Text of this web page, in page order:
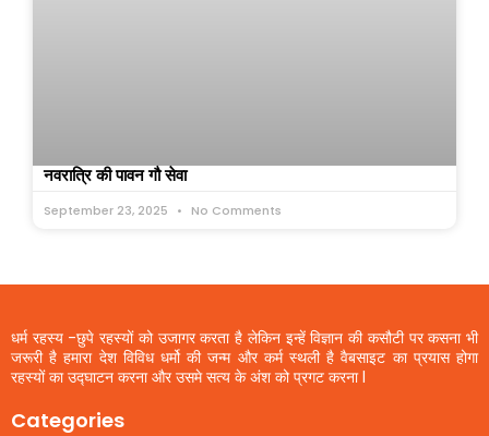
नवरात्रि की पावन गौ सेवा
September 23, 2025 No Comments
धर्म रहस्य -छुपे रहस्यों को उजागर करता है लेकिन इन्हें विज्ञान की कसौटी पर कसना भी
जरूरी है हमारा देश विविध धर्मो की जन्म और कर्म स्थली है वैबसाइट का प्रयास होगा
रहस्यों का उद्घाटन करना और उसमे सत्य के अंश को प्रगट करना l
Categories